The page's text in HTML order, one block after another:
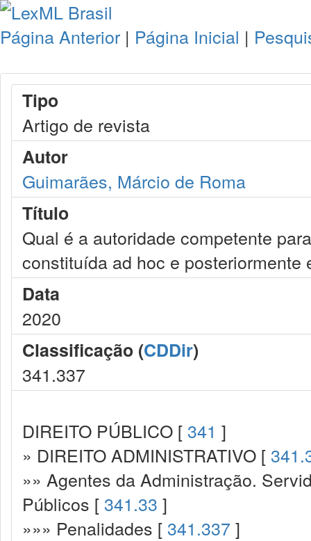
Página Anterior | Página Inicial |
Tipo
Artigo de revista
Autor
Guimarães, Márcio de Roma
Título
Qual é a autoridade competente
constituída ad hoc e posteriormente
Data
2020
Classificação (CDDir)
341.337
DIREITO PÚBLICO [ 341 ]
» DIREITO ADMINISTRATIVO [
»» Agentes da Administração.
Públicos [ 341.33 ]
»»» Penalidades [ 341.337 ]